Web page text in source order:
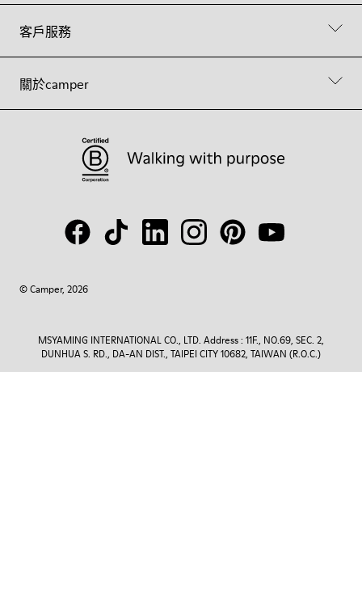
客戶服務
關於camper
© Camper, 2026
MSYAMING INTERNATIONAL CO., LTD. Address : 11F., NO.69, SEC. 2,
DUNHUA S. RD., DA-AN DIST., TAIPEI CITY 10682, TAIWAN (R.O.C.)